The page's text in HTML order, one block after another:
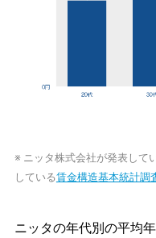
※ ニッタ株式会社が発表して
している賃金構造基本統計調
ニッタの年代別の平均